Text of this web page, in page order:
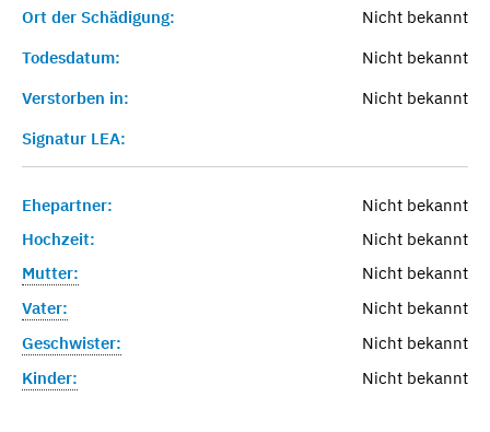
Ort der Schädigung:
Nicht bekannt
Todesdatum:
Nicht bekannt
Verstorben in:
Nicht bekannt
Signatur LEA:
Ehepartner:
Nicht bekannt
Hochzeit:
Nicht bekannt
Mutter:
Nicht bekannt
Vater:
Nicht bekannt
Geschwister:
Nicht bekannt
Kinder:
Nicht bekannt